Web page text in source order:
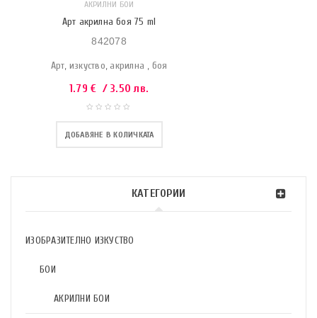
КАТЕГОРИИ
ИЗОБРАЗИТЕЛНО ИЗКУСТВО
БОИ
АКРИЛНИ БОИ
АКРИЛНИ БОИ
Арт акрилна боя 75 ml
842078
Арт, изкуство, акрилна , боя
1.79€ / 3.50 лв.
ДОБАВЯНЕ В КОЛИЧКАТА